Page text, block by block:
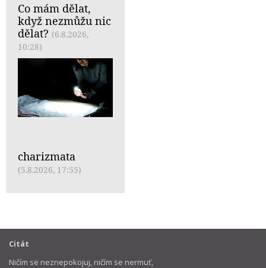
Co mám dělat,
když nezmůžu nic
dělat? (6.8.2026,
10:28)
charizmata
(5.8.2026, 17:55)
Citát
Ničím se neznepokojuj, ničím se nermuť,